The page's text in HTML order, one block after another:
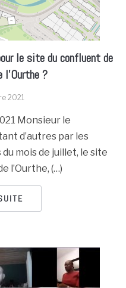
le site du confluent de
l’Ourthe ?
2021
Monsieur le
d’autres par les
mois de juillet, le site
l’Ourthe, (…)